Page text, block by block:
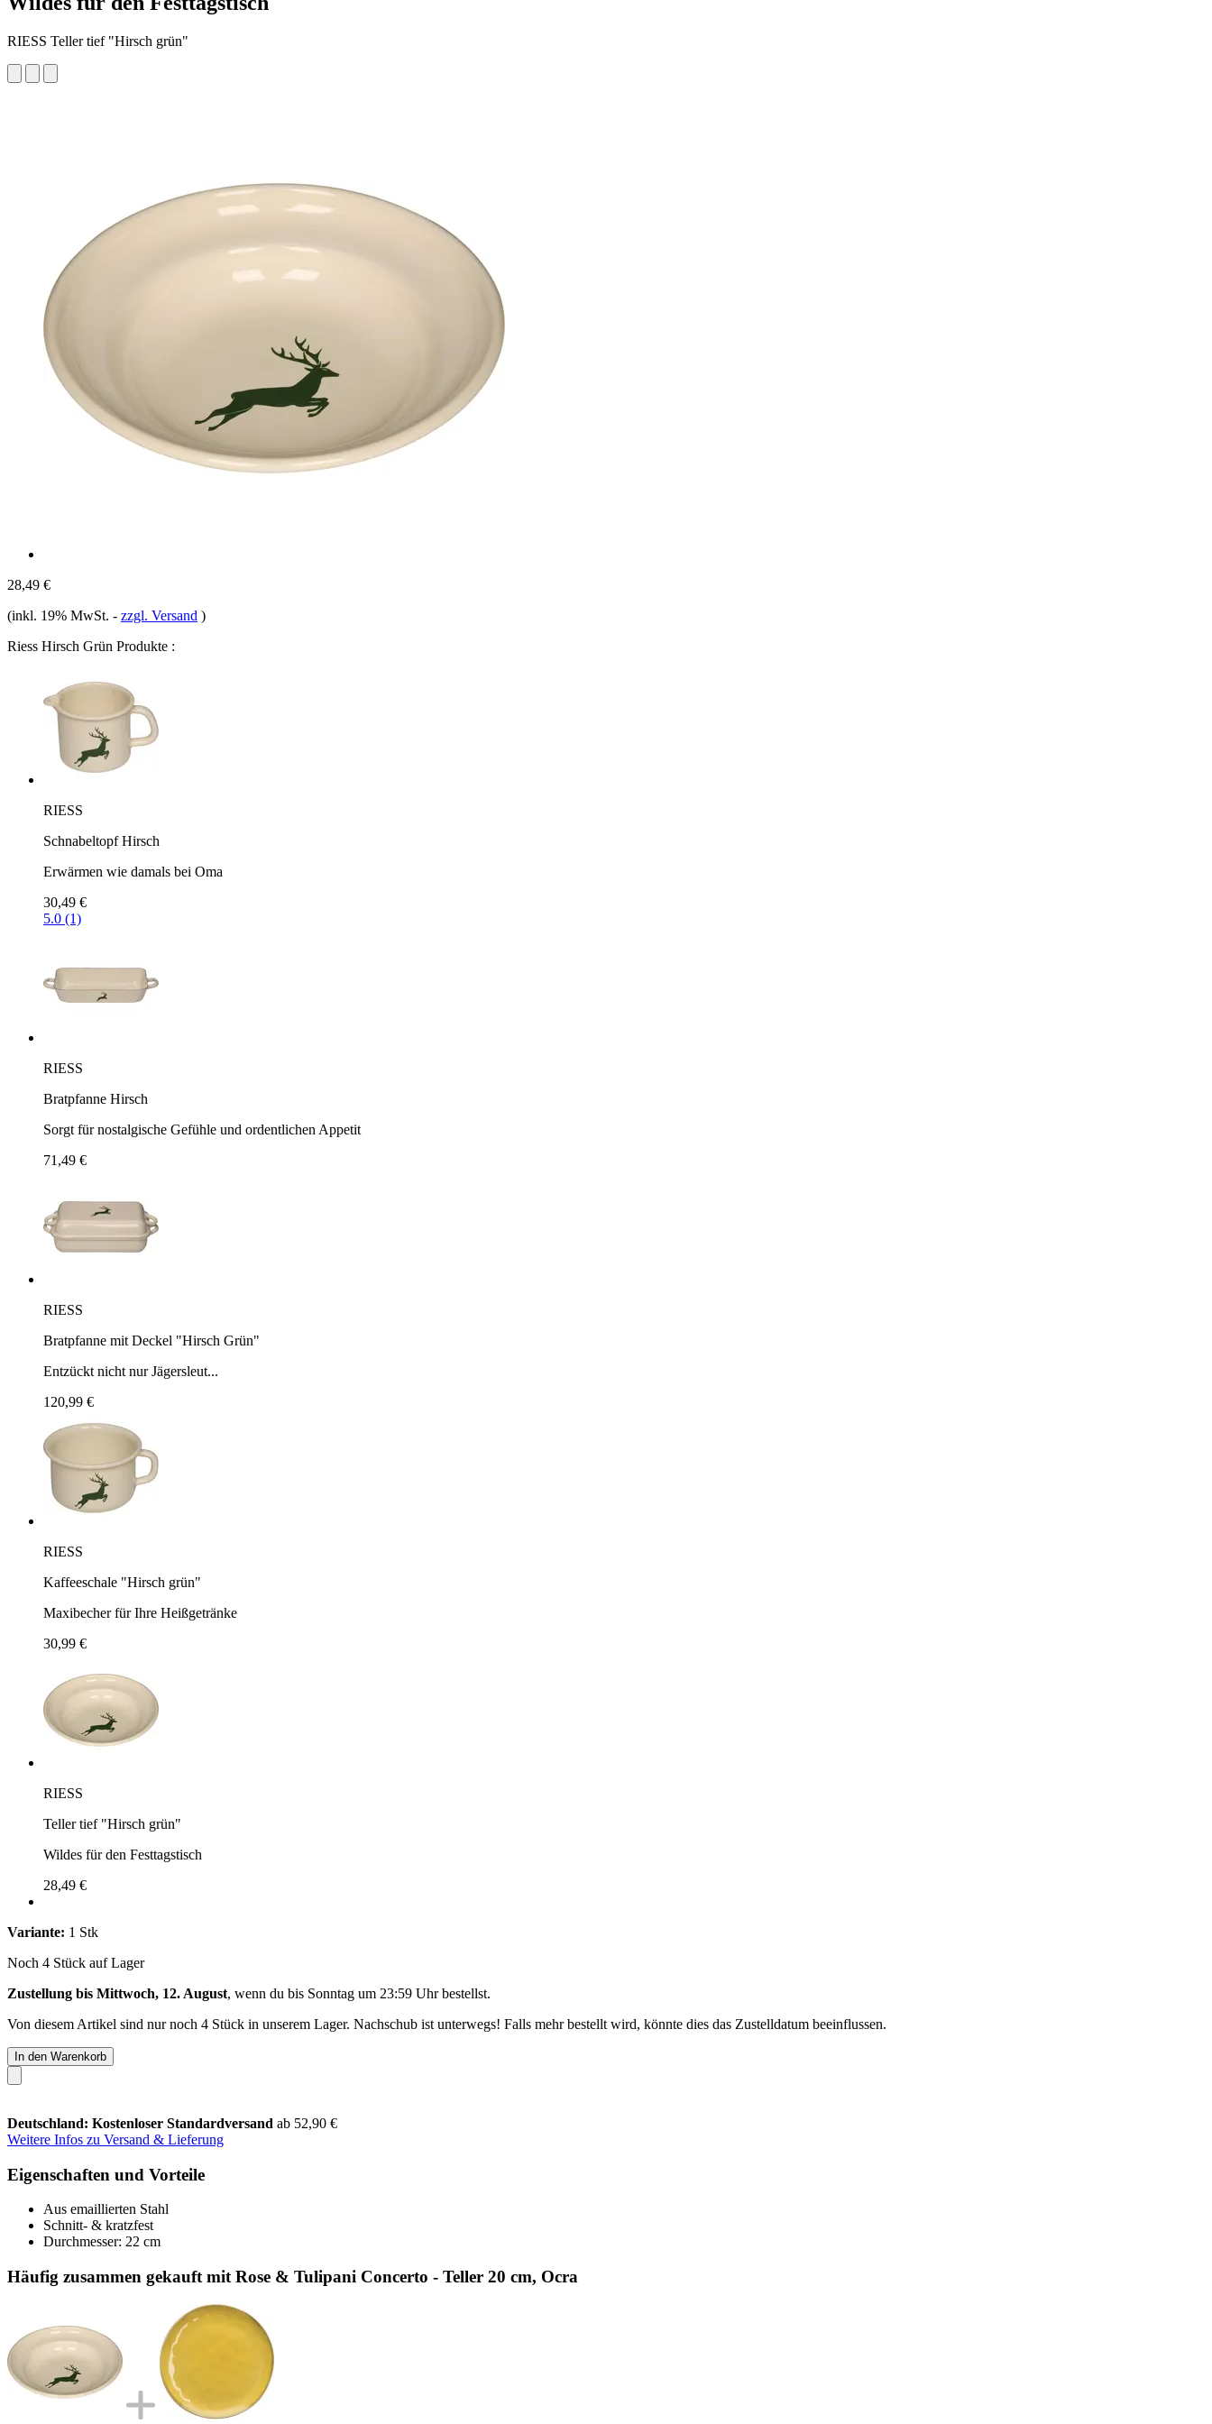
RIESS Teller tief "Hirsch grün"
28,49 €
(inkl. 19% MwSt. - zzgl. Versand )
Riess Hirsch Grün Produkte :
RIESS
Schnabeltopf Hirsch
Erwärmen wie damals bei Oma
30,49 €
5.0 (1)
RIESS
Bratpfanne Hirsch
Sorgt für nostalgische Gefühle und ordentlichen Appetit
71,49 €
RIESS
Bratpfanne mit Deckel "Hirsch Grün"
Entzückt nicht nur Jägersleut...
120,99 €
RIESS
Kaffeeschale "Hirsch grün"
Maxibecher für Ihre Heißgetränke
30,99 €
RIESS
Teller tief "Hirsch grün"
Wildes für den Festtagstisch
28,49 €
Variante: 1 Stk
Noch 4 Stück auf Lager
Zustellung bis Mittwoch, 12. August, wenn du bis Sonntag um 23:59 Uhrbestellst.
Von diesem Artikel sind nur noch 4 Stück in unserem Lager. Nachschub ist unterwegs! Falls mehr bestellt wird, könnte dies das Zustelldatum beeinflussen.
In den Warenkorb
Deutschland: Kostenloser Standardversand ab 52,90 €
Weitere Infos zu Versand & Lieferung
Eigenschaften und Vorteile
Aus emaillierten Stahl
Schnitt- & kratzfest
Durchmesser: 22 cm
Häufig zusammen gekauft mit Rose & Tulipani Concerto - Teller 20 cm, Ocra